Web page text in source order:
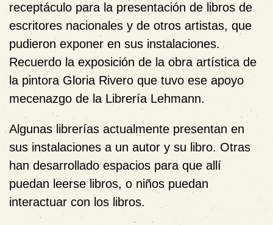
receptáculo para la presentación de libros de
escritores nacionales y de otros artistas, que
pudieron exponer en sus instalaciones.
Recuerdo la exposición de la obra artística de
la pintora Gloria Rivero que tuvo ese apoyo
mecenazgo de la Librería Lehmann.
Algunas librerías actualmente presentan en
sus instalaciones a un autor y su libro. Otras
han desarrollado espacios para que allí
puedan leerse libros, o niños puedan
interactuar con los libros.